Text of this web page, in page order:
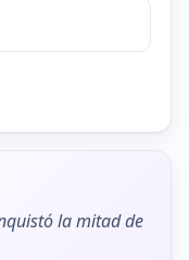
la mitad de